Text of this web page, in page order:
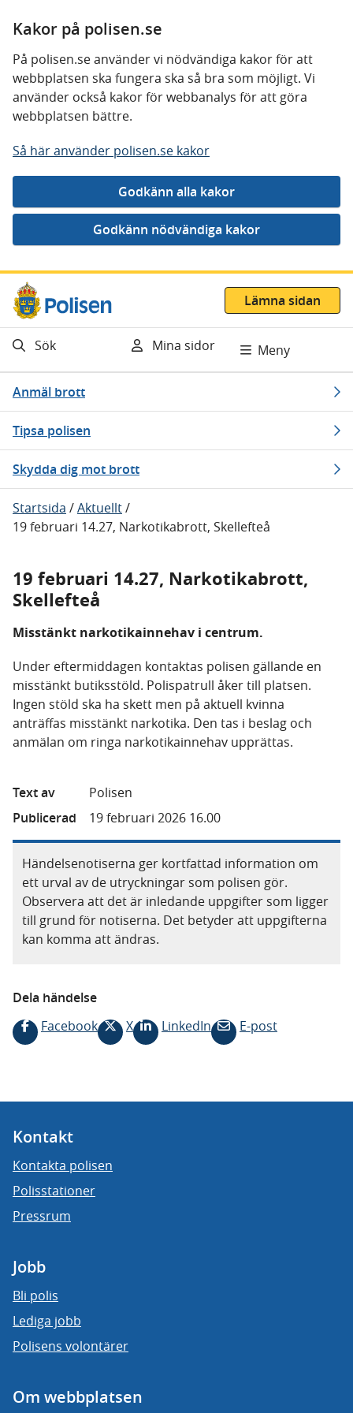
Kakor på polisen.se
På polisen.se använder vi nödvändiga kakor för att
webbplatsen ska fungera ska så bra som möjligt. Vi
använder också kakor för webbanalys för att göra
webbplatsen bättre.
Så här använder polisen.se kakor
Gå direkt till innehåll
Lämna sidan
Sök Mina sidor Meny
Anmäl brott
Tipsa polisen
Skydda dig mot brott
Startsida /Aktuellt/
19 februari 14.27, Narkotikabrott, Skellefteå
19 februari 14.27, Narkotikabrott,
Skellefteå
Misstänkt narkotikainnehav i centrum.
Under eftermiddagen kontaktas polisen gällande en
misstänkt butiksstöld. Polispatrull åker till platsen.
Ingen stöld ska ha skett men på aktuell kvinna
anträffas misstänkt narkotika. Den tas i beslag och
anmälan om ringa narkotikainnehav upprättas.
Text av
Polisen
Publicerad
19 februari 2026 16.00
Händelsenotiserna ger kortfattad information om
ett urval av de utryckningar som polisen gör.
Observera att det är inledande uppgifter som ligger
till grund för notiserna. Det betyder att uppgifterna
kan komma att ändras.
Dela händelse
Facebook
X LinkedIn E-post
Kontakt
Kontakta polisen
Polisstationer
Pressrum
Jobb
Bli polis
Lediga jobb
Polisens volontärer
Om webbplatsen